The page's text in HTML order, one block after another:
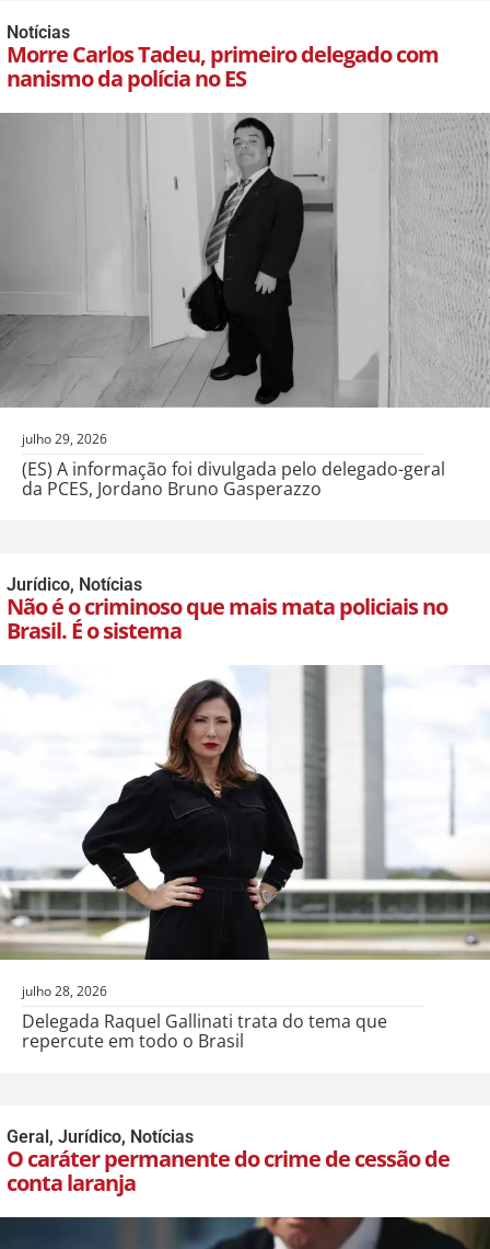
Notícias
Morre Carlos Tadeu, primeiro delegado com
nanismo da polícia no ES
julho 29, 2026
(ES) A informação foi divulgada pelo delegado-geral
da PCES, Jordano Bruno Gasperazzo
Jurídico, Notícias
Não é o criminoso que mais mata policiais no
Brasil. É o sistema
julho 28, 2026
Delegada Raquel Gallinati trata do tema que
repercute em todo o Brasil
Geral, Jurídico, Notícias
O caráter permanente do crime de cessão de
conta laranja